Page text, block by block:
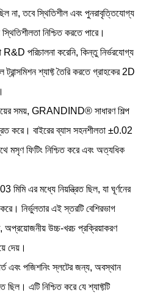
না, তবে স্থিতিশীল এবং পুনরাবৃত্তিযোগ্য
স্থিতিশীলতা নিশ্চিত করতে পারে।
পরিচালনা করেনি, কিন্তু নির্ভরযোগ্য
ট্রান্সমিশন শ্যাফ্ট তৈরি করতে গ্রাহকের 2D
সময়, GRANDIND® সাধারণ শিল্প
করে। বাইরের ব্যাস সহনশীলতা ±0.02
মসৃণ ফিটিং নিশ্চিত করে এবং অত্যধিক
মিমি এর মধ্যে নিয়ন্ত্রিত ছিল, যা ঘূর্ণনের
নির্ভুলতার এই স্তরটি বেশিরভাগ
অপ্রয়োজনীয় উচ্চ-খরচ প্রক্রিয়াকরণ
দেয়।
গর্ত এবং পজিশনিং স্লটের জন্য, অবস্থান
এটি নিশ্চিত করে যে শ্যাফ্টটি